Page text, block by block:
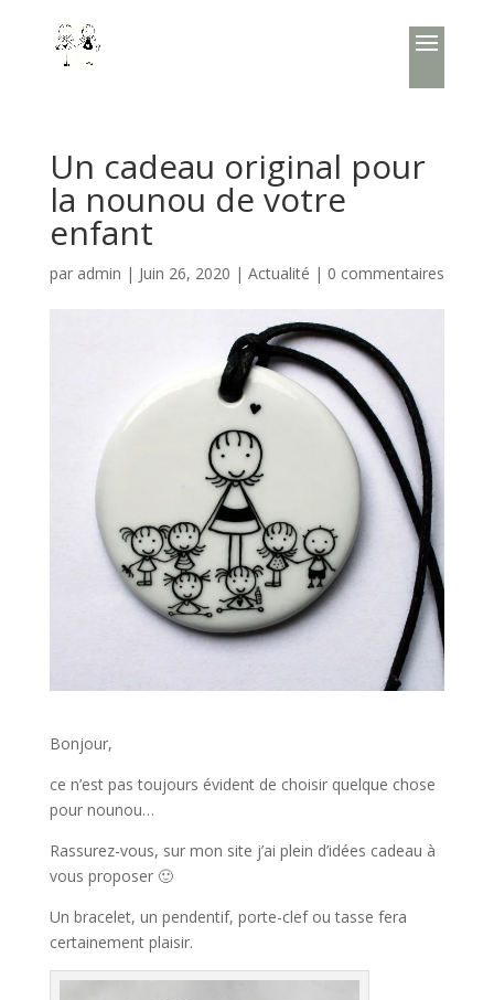
Un cadeau original pour
la nounou de votre
enfant
par admin | Juin 26, 2020 | Actualité | 0 commentaires
Bonjour,
ce n’est pas toujours évident de choisir quelque chose
pour nounou…
Rassurez-vous, sur mon site j’ai plein d’idées cadeau à
vous proposer 🙂
Un bracelet, un pendentif, porte-clef ou tasse fera
certainement plaisir.